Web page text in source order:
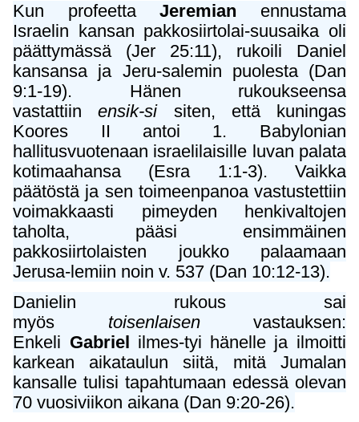
Kun profeettaJeremian ennustama
Israelin kansan pakkosiirtolai-suusaika oli
päättymässä (Jer 25:11), rukoili Daniel
kansansa ja Jeru-salemin puolesta (Dan
9:1-19). Hänen rukoukseensa
vastattiinensik-sisiten, että kuningas
Koores II antoi 1. Babylonian
hallitusvuotenaan israelilaisille luvan palata
kotimaahansa (Esra 1:1-3). Vaikka
päätöstä ja sen toimeenpanoa vastustettiin
voimakkaasti pimeyden henkivaltojen
taholta, pääsi ensimmäinen
pakkosiirtolaisten joukko palaamaan
Jerusa-lemiin noin v. 537 (Dan 10:12-13).
Danielin rukous sai
myös toisenlaisenvastauksen:
Enkeli Gabriel
ilmes-tyi hänelle ja ilmoitti
karkean aikataulun siitä, mitä Jumalan
kansalle tulisi tapahtumaan edessä olevan
70 vuosiviikon aikana (Dan 9:20-26).